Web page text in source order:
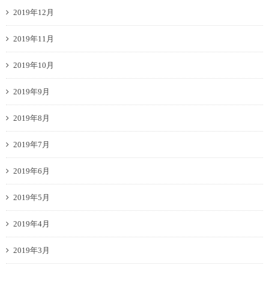
2019年12月
2019年11月
2019年10月
2019年9月
2019年8月
2019年7月
2019年6月
2019年5月
2019年4月
2019年3月